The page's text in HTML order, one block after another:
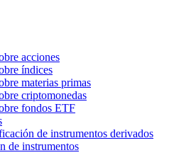
acciones
índices
materias primas
criptomonedas
fondos ETF
de instrumentos derivados
de instrumentos